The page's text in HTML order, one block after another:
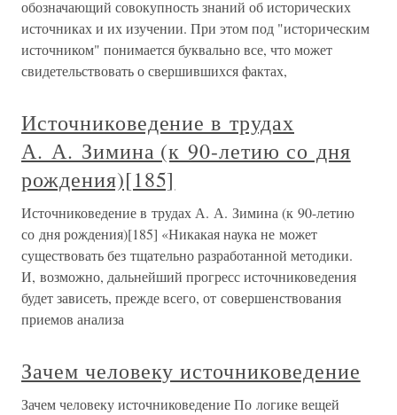
обозначающий совокупность знаний об исторических
источниках и их изучении. При этом под "историческим
источником" понимается буквально все, что может
свидетельствовать о свершившихся фактах,
Источниковедение в трудах
А. А. Зимина (к 90-летию со дня
рождения)[185]
Источниковедение в трудах А. А. Зимина (к 90-летию
со дня рождения)[185] «Никакая наука не может
существовать без тщательно разработанной методики.
И, возможно, дальнейший прогресс источниковедения
будет зависеть, прежде всего, от совершенствования
приемов анализа
Зачем человеку источниковедение
Зачем человеку источниковедение По логике вещей